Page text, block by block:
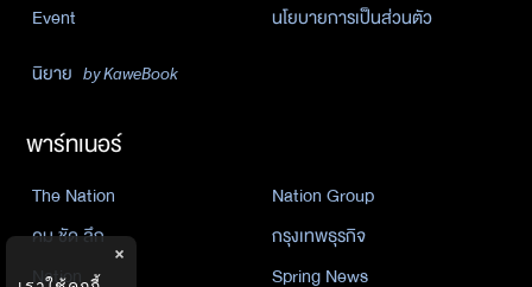
Event
นโยบายการเป็นส่วนตัว
นิยาย by KaweBook
พาร์ทเนอร์
The Nation
Nation Group
คม ชัด ลึก
กรุงเทพธุรกิจ
Nation
Spring News
×